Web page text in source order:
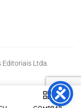
Ltda.